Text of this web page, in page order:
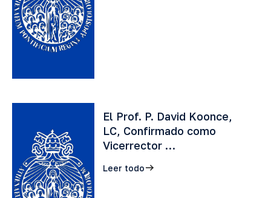
El Prof. P. David Koonce,
LC, Confirmado como
Vicerrector …
Leer todo